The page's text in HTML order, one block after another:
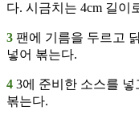
다. 시금치는 4cm 길이
3 팬에 기름을 두르고
넣어 볶는다.
4 3에 준비한 소스를
볶는다.